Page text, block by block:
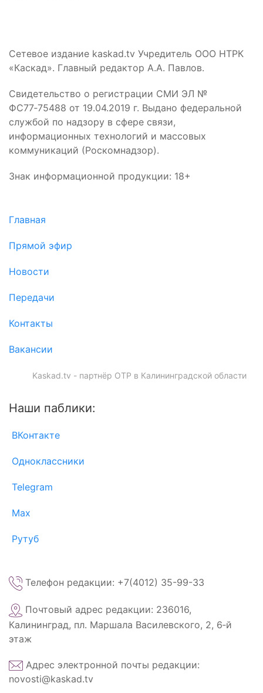
Сетевое издание kaskad.tv Учредитель ООО НТРК
«Каскад». Главный редактор А.А. Павлов.
Свидетельство о регистрации СМИ ЭЛ №
ФС77‑75488 от 19.04.2019 г. Выдано федеральной
службой по надзору в сфере связи,
информационных технологий и массовых
коммуникаций (Роскомнадзор).
Знак информационной продукции: 18+
Главная
Прямой эфир
Новости
Передачи
Контакты
Вакансии
Kaskad.tv - партнёр ОТР в Калининградской области
Наши паблики:
ВКонтакте
Одноклассники
Telegram
Max
Рутуб
Телефон редакции: +7(4012) 35-99-33
Почтовый адрес редакции: 236016,
Калининград, пл. Маршала Василевского, 2, 6‑й
этаж
Адрес электронной почты редакции:
novosti@kaskad.tv